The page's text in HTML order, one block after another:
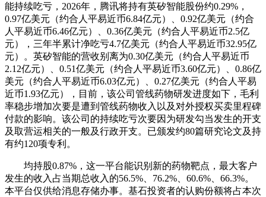
能持续吃亏，2026年，腾讯将持有英矽智能股份约0.29%，
0.97亿美元（约合人平易近币6.84亿元）、0.92亿美元（约合
人平易近币6.46亿元）、0.36亿美元（约合人平易近币2.5亿
元），三年半累计净吃亏4.7亿美元（约合人平易近币32.95亿
元）。英矽智能的营收别离为0.30亿美元（约合人平易近币
2.12亿元）、0.51亿美元（约合人平易近币3.60亿元）、0.86亿
美元（约合人平易近币6.03亿元）、0.27亿美元（约合人平易
近币1.93亿元），目前，该公司管线药物研发进度如下，毛利
率稳步增加次要是遭到管线药物收入以及对外授权买卖里程碑
付款的影响。该公司的持续吃亏次要因为研发勾当发生的开支
及取营运相关的一般及行政开支。已颁发约80篇研究论文及持
有约120项专利。
均持股0.87%，这一平台能识别新的药物靶点，最大客户
发生的收入占当期总收入的56.5%、76.2%、60.6%、66.3%。
本平台仅供给消息存储办事。基石投资者的认购份额将占本次